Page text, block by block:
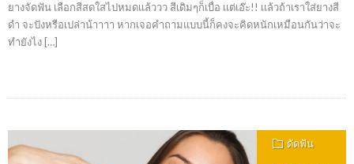
ยางจัดฟัน เลือกสีสดใสไปหมดเเล้ววว สีเดิมๆก็เบื่อ เเต่เอ๊ะ!! เเล้วถ้าเราใส่ยางสี
ดำ จะปังหรือเปล่าน้าาาา หากเจอคำถามแบบนี้ก็คงจะคิดหนักเหมือนกันว่าจะ
ทำยังไง […]
ดัดฟัน